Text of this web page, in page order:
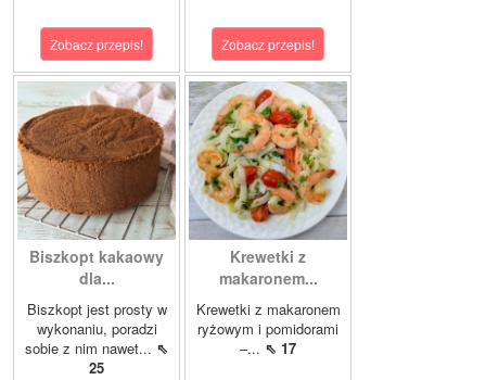
Zobacz przepis! Zobacz przepis!
Biszkopt kakaowy
dla...
Biszkopt jest prosty w
wykonaniu, poradzi
sobie z nim nawet... ⇖
25
Krewetki z
makaronem...
Krewetki z makaronem
ryżowym i pomidorami
–... ⇖ 17